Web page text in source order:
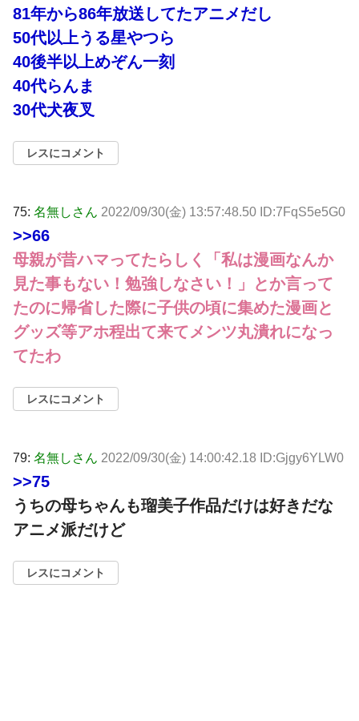
81年から86年放送してたアニメだし
50代以上うる星やつら
40後半以上めぞん一刻
40代らんま
30代犬夜叉
レスにコメント
75: 名無しさん 2022/09/30(金) 13:57:48.50 ID:7FqS5e5G0
>>66
母親が昔ハマってたらしく「私は漫画なんか
見た事もない！勉強しなさい！」とか言って
たのに帰省した際に子供の頃に集めた漫画と
グッズ等アホ程出て来てメンツ丸潰れになっ
てたわ
レスにコメント
79: 名無しさん 2022/09/30(金) 14:00:42.18 ID:Gjgy6YLW0
>>75
うちの母ちゃんも瑠美子作品だけは好きだな
アニメ派だけど
レスにコメント